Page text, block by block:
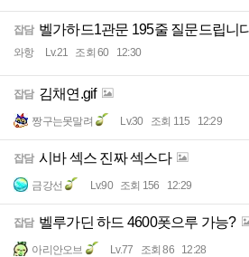
잡담 벨가하드1관문 195줄 질문드립니
와항 Lv.21 조회 60 12:30
잡담 김채연.gif
짱구는못말려 Lv.30 조회 115 12:29
잡담 시바 섹스 진짜 섹스다
금강선 Lv.90 조회 156 12:29
잡담 벨루가딘 하드 4600폿으루 가능?
아리안오브 Lv.77 조회 86 12:28